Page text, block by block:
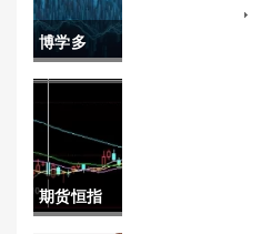
金：影响
与应对策
博学多
闻！全球
期货直播
间在线喊
单(实时互
期货恒指